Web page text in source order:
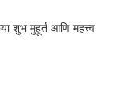
शुभ मुहूर्त आणि महत्त्व